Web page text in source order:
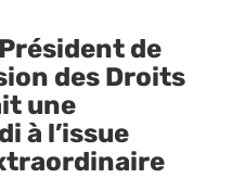
de
des Droits
une
à l’issue